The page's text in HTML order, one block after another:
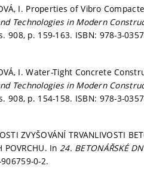
I. Properties of Vibro
Technologies in Modern
908, p. 159-163. ISBN: 978-3-
I. Water-Tight Concrete
Technologies in Modern
908, p. 154-158. ISBN: 978-3-
ZVYŠOVÁNÍ TRVANLIVOSTI
POVRCHU. In24. BETONÁŘSKÉ
0-2.